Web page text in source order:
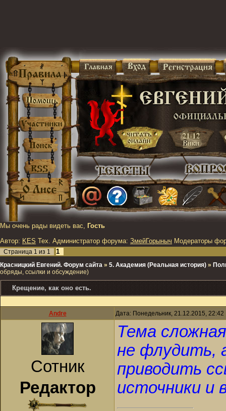
Мы очень рады видеть вас, Гость
Автор: KES Тех. Администратор форума: ЗмейГорыныч Модераторы
Страница 1 из 1 1
Красницкий Евгений. Форум сайта » 5. Академия (Реальная история) »
обряды, ссылки и обсуждение)
Крещение, как оно есть.
Andre Дата: Понедельник, 21.12.2015,
Сотник
Редактор
Тема
не флудить,
приводить
источники и